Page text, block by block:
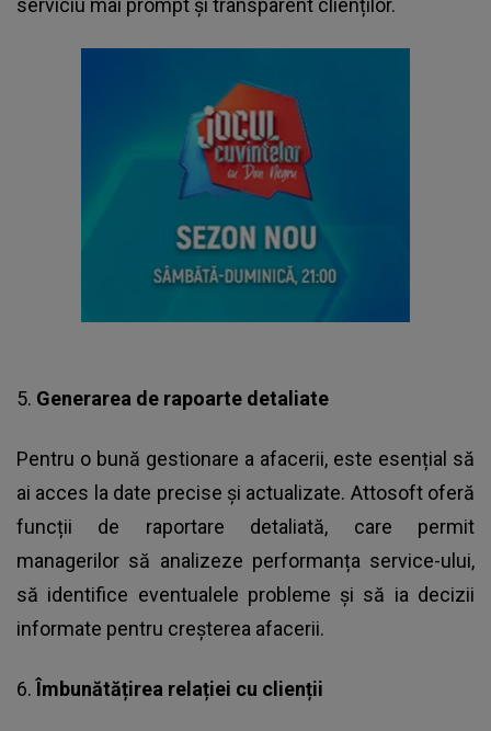
serviciu mai prompt și transparent clienților.
5. Generarea de rapoarte detaliate
Pentru o bună gestionare a afacerii, este esențial să
ai acces la date precise și actualizate. Attosoft oferă
funcții de raportare detaliată, care permit
managerilor să analizeze performanța service-ului,
să identifice eventualele probleme și să ia decizii
informate pentru creșterea afacerii.
6.Îmbunătățirea relației cu clienții